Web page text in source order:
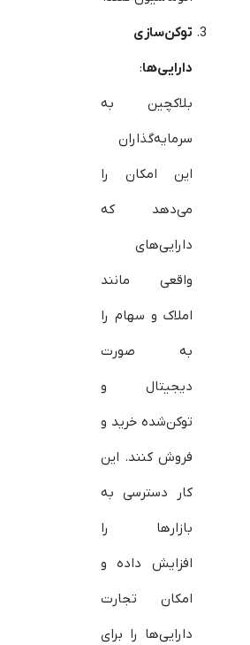
توکن‌سازی
دارایی‌ها:
بلاکچین به
سرمایه‌گذاران
این امکان را
می‌دهد که
دارایی‌های
واقعی مانند
املاک و سهام را
به صورت
دیجیتال و
توکن‌شده خرید و
فروش کنند. این
کار دسترسی به
بازارها را
افزایش داده و
امکان تجارت
دارایی‌ها را برای